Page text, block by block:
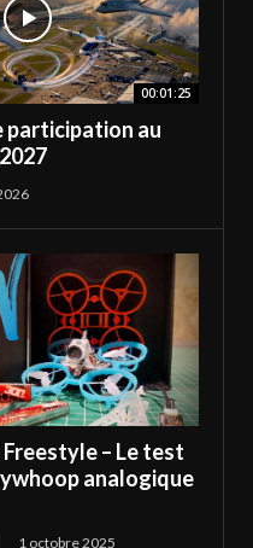
00:01:25
participation au
– Le test
analogique
1 octobre 2025